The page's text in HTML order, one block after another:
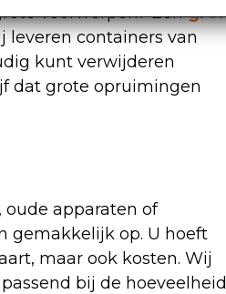
voorwerpen? Eengrof
leveren containers van
kunt verwijderen
dat grote opruimingen
apparaten of
gemakkelijk op. U hoeft
maar ook kosten. Wij
bij de hoeveelheid